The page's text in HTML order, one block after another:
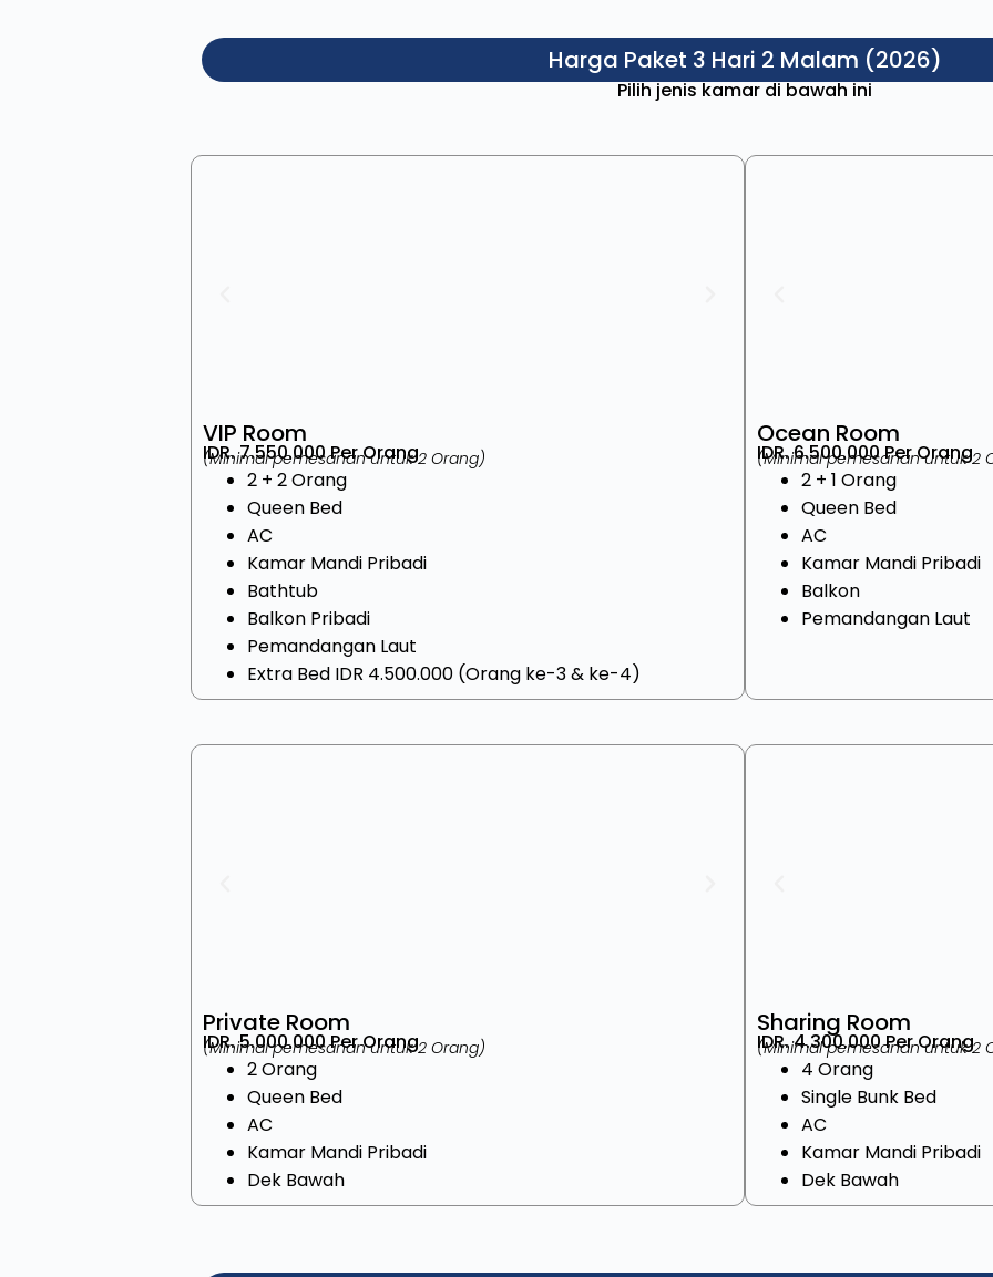
Harga Paket 3 Hari 2 Malam (2026)
Pilih jenis kamar di bawah ini
VIP Room
IDR. 7.550.000 Per Orang
(Minimal pemesanan untuk 2 Orang)
2 + 2 Orang
Queen Bed
AC
Kamar Mandi Pribadi
Bathtub
Balkon Pribadi
Pemandangan Laut
Extra Bed IDR 4.500.000 (Orang ke-3 & ke-4)
Ocean Room
IDR. 6.500.000 Per Orang
(Minimal pemesanan untuk 2
2 + 1 Orang
Queen Bed
AC
Kamar Mandi Pribadi
Balkon
Pemandangan Laut
Private Room
IDR. 5.000.000 Per Orang
(Minimal pemesanan untuk 2 Orang)
2 Orang
Queen Bed
AC
Kamar Mandi Pribadi
Dek Bawah
Sharing Room
IDR. 4.300.000 Per Orang
(Minimal pemesanan untuk 2
4 Orang
Single Bunk Bed
AC
Kamar Mandi Pribadi
Dek Bawah